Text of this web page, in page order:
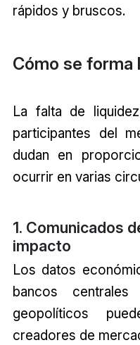
rápidos y bruscos.
Cómo se forma
La falta de
participantes del
dudan en
ocurrir en varias
1. Comunicados
impacto
Los datos
bancos
geopolíticos
creadores de